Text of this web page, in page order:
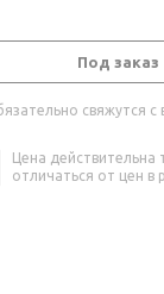
Под заказ
свяжутся с
Цена действительна
отличаться от цен в